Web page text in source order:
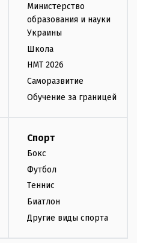
Министерство
образования и науки
Украины
Школа
НМТ 2026
Саморазвитие
Обучение за границей
Спорт
Бокс
Футбол
Теннис
Биатлон
Другие виды спорта